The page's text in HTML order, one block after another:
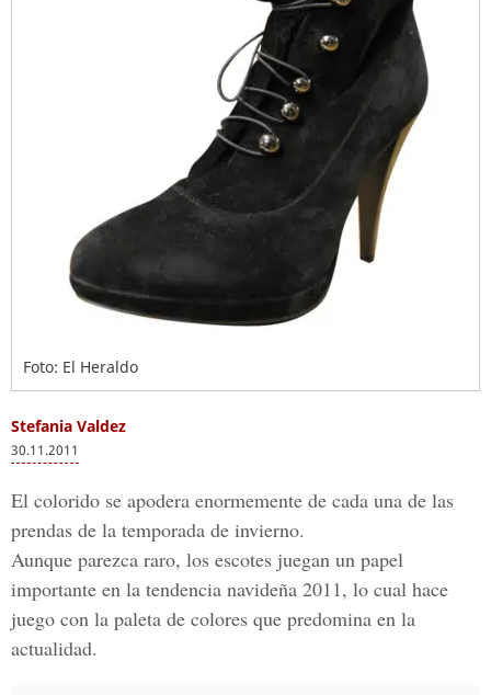
Foto: El Heraldo
Stefania Valdez
30.11.2011
El colorido se apodera enormemente de cada una de las
prendas de la temporada de invierno.
Aunque parezca raro, los escotes juegan un papel
importante en la tendencia navideña 2011, lo cual hace
juego con la paleta de colores que predomina en la
actualidad.